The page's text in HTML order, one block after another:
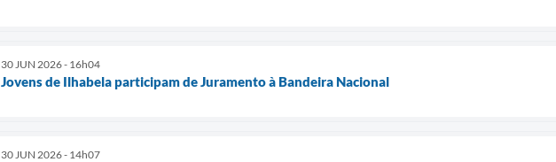
30 JUN 2026 - 16h04
Jovens de Ilhabela participam de Juramento à Bandeira Nacional
30 JUN 2026 - 14h07